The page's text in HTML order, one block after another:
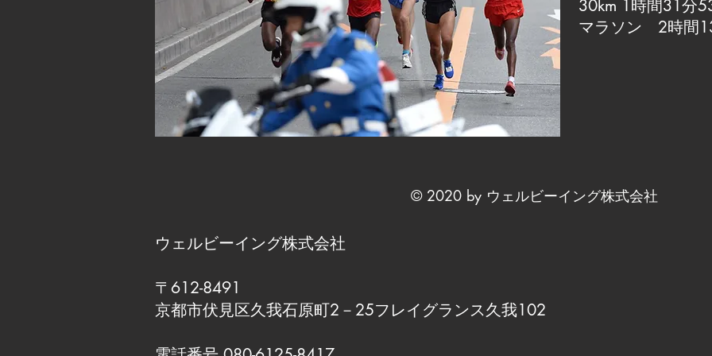
30km 1時間31分
マラソン 2時間
© 2020 by ウェルビーイング株式会社
ウェルビーイング株式会社
〒612-8491
京都市伏見区久我石原町2－25フレイグランス久我102